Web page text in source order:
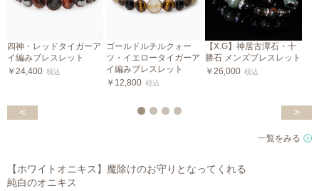
四神・レッドタイガーア
イ編みブレスレット
￥24,400 税込
ゴールドルチルクォー
ツ・イエロータイガーア
イ編みブレスレット
￥12,800 税込
【X.G】神居古潭石・十
勝石 メンズブレスレット
￥26,000 税込
< >
一覧をみる
【ホワイトオニキス】魔除けのお守りとなってくれる
純白のオニキス